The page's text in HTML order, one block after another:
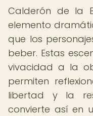
Calderón de la
elemento
que los
beber. Estas
vivacidad a la
permiten
libertad y la
convierte así en